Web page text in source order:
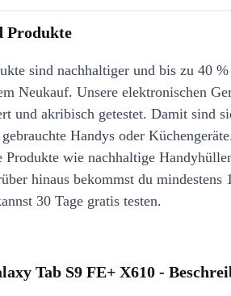
Produkte
sind nachhaltiger und bis zu 40
Neukauf. Unsere elektronischen
und akribisch getestet. Damit sind
Handys oder
Produkte wie nachhaltige
hinaus bekommst du mindestens
30 Tage gratis testen.
Tab S9 FE+ X610 -